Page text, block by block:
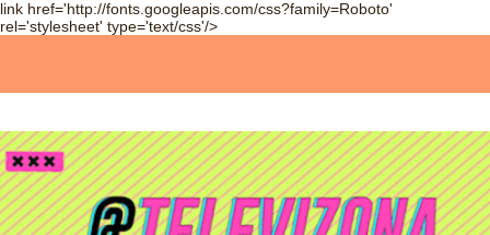
link href='http://fonts.googleapis.com/css?family=Roboto'
rel='stylesheet' type='text/css'/>